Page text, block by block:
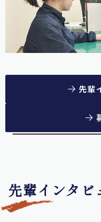
先輩
先輩インタビ